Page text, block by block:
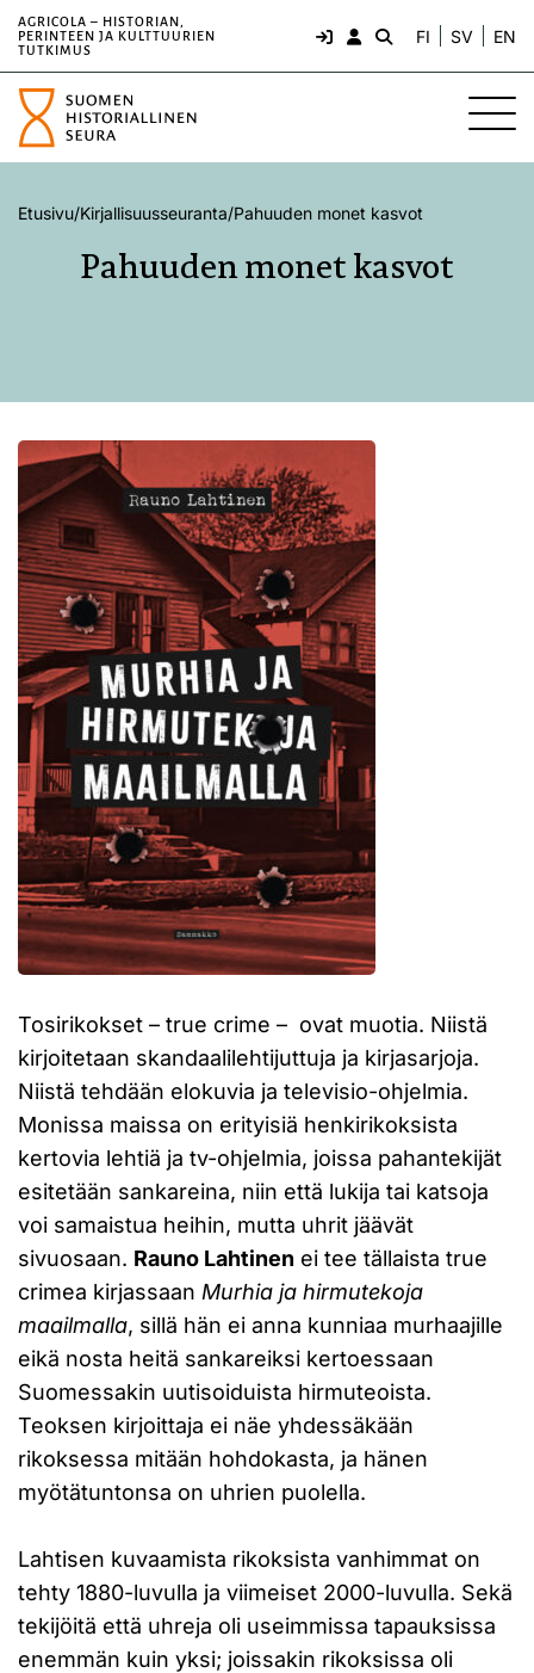
AGRICOLA – HISTORIAN,
PERINTEEN JA KULTTUURIEN
TUTKIMUS
FI SV EN
Etusivu/Kirjallisuusseuranta/Pahuuden monet kasvot
Pahuuden monet kasvot
Tosirikokset – true crime – ovat muotia. Niistä
kirjoitetaan skandaalilehtijuttuja ja kirjasarjoja.
Niistä tehdään elokuvia ja televisio-ohjelmia.
Monissa maissa on erityisiä henkirikoksista
kertovia lehtiä ja tv-ohjelmia, joissa pahantekijät
esitetään sankareina, niin että lukija tai katsoja
voi samaistua heihin, mutta uhrit jäävät
sivuosaan. Rauno Lahtinen ei tee tällaista true
crimea kirjassaan Murhia ja hirmutekoja
maailmalla, sillä hän ei anna kunniaa murhaajille
eikä nosta heitä sankareiksi kertoessaan
Suomessakin uutisoiduista hirmuteoista.
Teoksen kirjoittaja ei näe yhdessäkään
rikoksessa mitään hohdokasta, ja hänen
myötätuntonsa on uhrien puolella.
Lahtisen kuvaamista rikoksista vanhimmat on
tehty 1880-luvulla ja viimeiset 2000-luvulla. Sekä
tekijöitä että uhreja oli useimmissa tapauksissa
enemmän kuin yksi; joissakin rikoksissa oli